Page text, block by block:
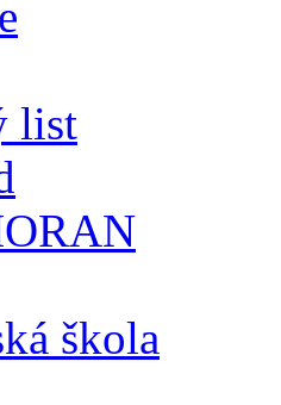
list
škola